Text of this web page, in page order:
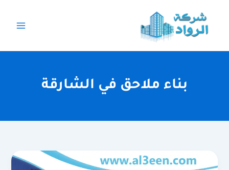
المحتوى
بناء ملاحق في الشارقة